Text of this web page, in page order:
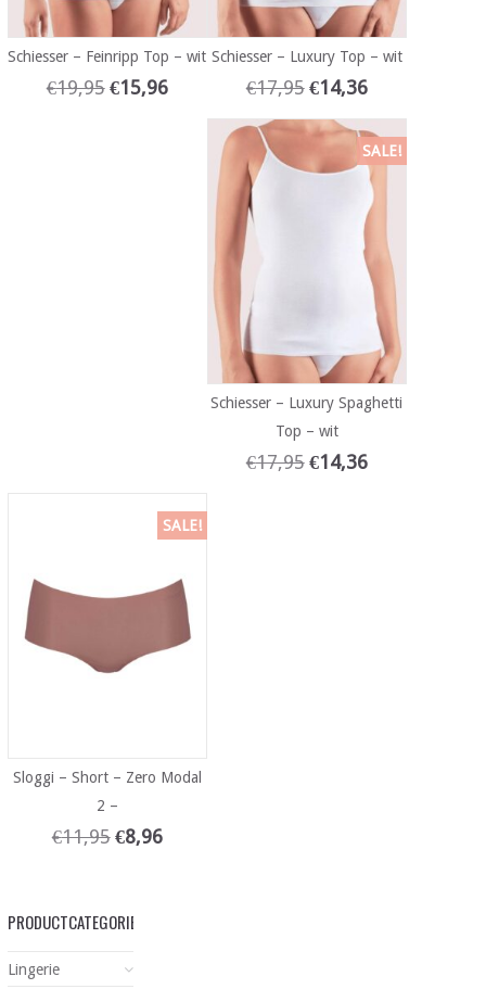
Schiesser – Feinripp Top – wit
€19,95 €15,96
Schiesser – Luxury Top – wit
€17,95 €14,36
SALE!
Schiesser – Luxury Spaghetti
Top – wit
€17,95 €14,36
SALE!
Sloggi – Short – Zero Modal
2 –
€11,95 €8,96
PRODUCTCATEGORIEËN
Lingerie